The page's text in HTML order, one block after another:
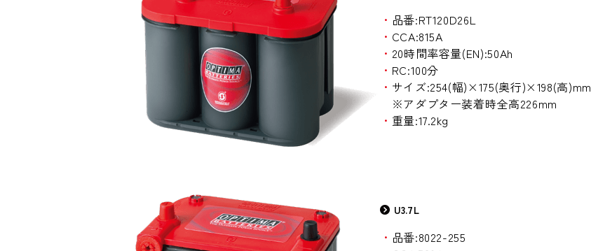
・ 品番:RT120D26L
・ CCA:815A
・ 20時間率容量(EN):50Ah
・ RC:100分
・ サイズ:254(幅)×175(奥行)×198(高)mm
※アダプター装着時全高226mm
・ 重量:17.2kg
U3.7L
・ 品番:8022-255